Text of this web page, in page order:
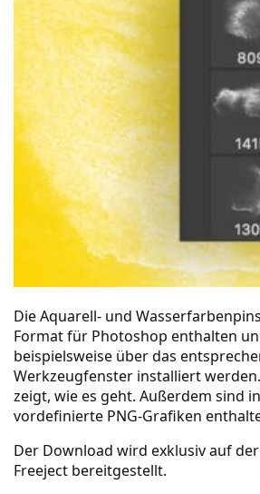
Die Aquarell- und
Format für Photoshop enthalten
beispielsweise über das
Werkzeugfenster installiert
zeigt, wie es geht. Außerdem sind
vordefinierte PNG-Grafiken
Der Download wird exklusiv auf der
Freeject bereitgestellt.